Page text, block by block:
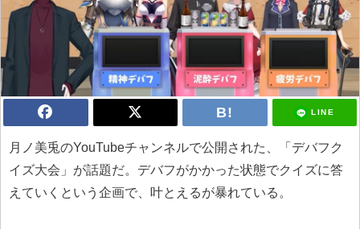
LINE
月ノ美兎のYouTubeチャンネルで公開された、「デバフク
イズ大会」が話題だ。デバフがかかった状態でクイズに答
えていくという企画で、叶とえるが暴れている。